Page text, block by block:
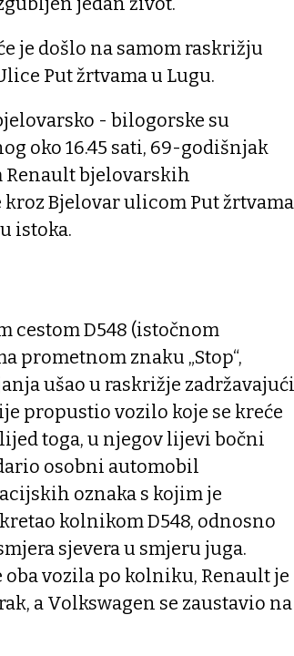
je došlo na samom raskrižju
Put žrtvama u Lugu.
- bilogorske su
oko 16.45 sati, 69-godišnjak
bjelovarskih
Bjelovar ulicom Put žrtvama
istoka.
cestom D548 (istočnom
prometnom znaku „Stop“,
ušao u raskrižje zadržavajući
propustio vozilo koje se kreće
toga, u njegov lijevi bočni
osobni automobil
oznaka s kojim je
kolnikom D548, odnosno
sjevera u smjeru juga.
vozila po kolniku, Renault je
a Volkswagen se zaustavio na